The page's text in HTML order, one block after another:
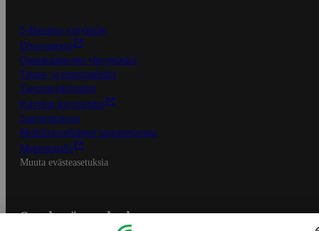
S-Business yrityksille
Oiva-raportit
Osuuskauppojen yhteystiedot
Tilaus- ja toimitusehdot
Tietosuojakäytäntö
Palvelun käyttöehdot
Saavutettavuus
Mobiilisovelluksen saavutettavuus
Mainostajalle
Muuta evästeasetuksia
S-ryhmän palvelut